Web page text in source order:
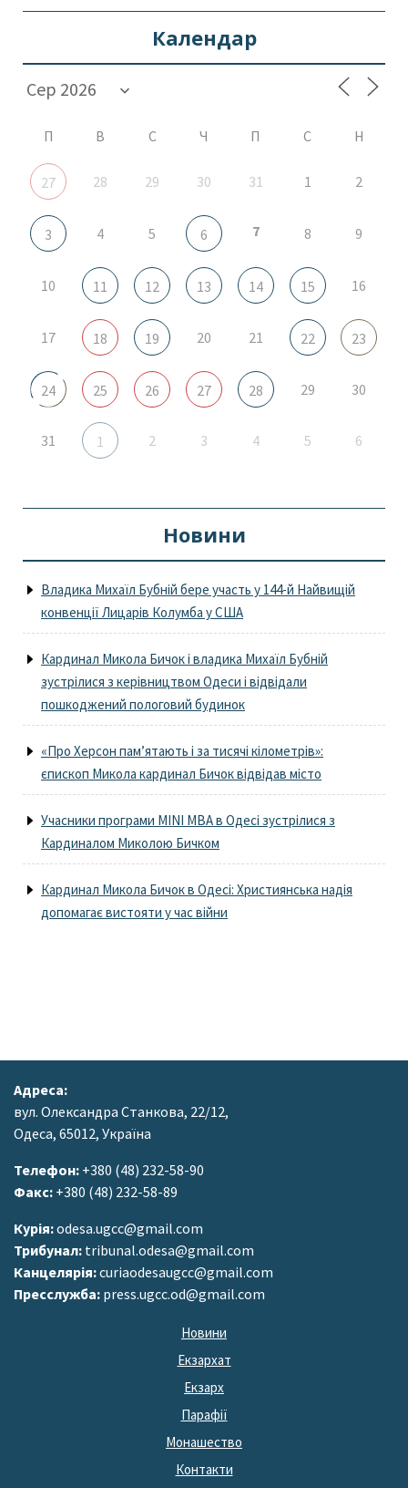
Календар
П В С Ч П С Н
27 28 29 30 31 1 2
3 4 5 6 7 8 9
10 11 12 13 14 15 16
17 18 19 20 21 22 23
24 25 26 27 28 29 30
31 1 2 3 4 5 6
Новини
Владика Михаїл Бубній бере участь у 144-й Найвищій
конвенції Лицарів Колумба у США
Кардинал Микола Бичок і владика Михаїл Бубній
зустрілися з керівництвом Одеси і відвідали
пошкоджений пологовий будинок
«Про Херсон пам’ятають і за тисячі кілометрів»:
єпископ Микола кардинал Бичок відвідав місто
Учасники програми MINI MBA в Одесі зустрілися з
Кардиналом Миколою Бичком
Кардинал Микола Бичок в Одесі: Християнська надія
допомагає вистояти у час війни
Адреса:
вул. Олександра Станкова, 22/12,
Одеса, 65012, Україна
Телефон: +380 (48) 232-58-90
Факс: +380 (48) 232-58-89
Курія:odesa.ugcc@gmail.com
Трибунал: tribunal.odesa@gmail.com
Канцелярія:curiaodesaugcc@gmail.com
Пресслужба: press.ugcc.od@gmail.com
Новини
Екзархат
Екзарх
Парафії
Монашество
Контакти